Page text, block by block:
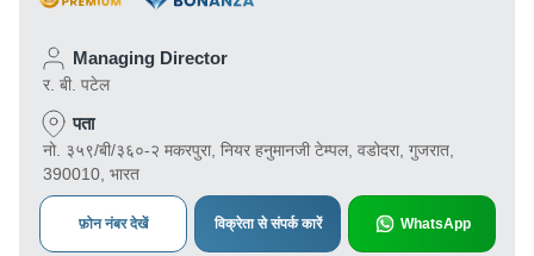
Managing Director
र. बी. पटेल
पता
नो. ३५९/बी/३६०-२ मकरपुरा, नियर हनुमानजी टेम्पल, वडोदरा, गुजरात,
390010, भारत
फ़ोन नंबर देखें विक्रेता से संपर्क कारें WhatsApp